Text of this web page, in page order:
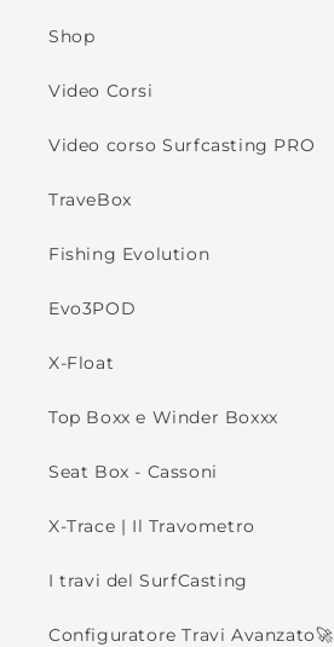
Shop
Video Corsi
Video corso Surfcasting PRO
TraveBox
Fishing Evolution
Evo3POD
X-Float
Top Boxx e Winder Boxxx
Seat Box - Cassoni
X-Trace | Il Travometro
I travi del SurfCasting
Configuratore Travi Avanzato🚀